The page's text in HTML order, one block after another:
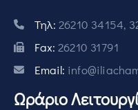
Τηλ: 26210 34154,
Fax: 26210 31791
Email:
Ωράριο